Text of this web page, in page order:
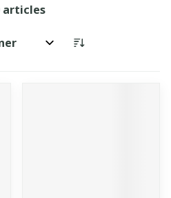
articles